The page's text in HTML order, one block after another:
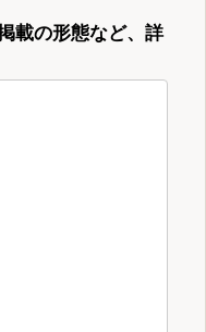
載の形態など、詳